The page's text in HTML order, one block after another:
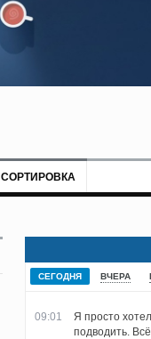
СОРТИРОВКА
СЕГОДНЯ ВЧЕРА
09:01
Я просто
подводить.